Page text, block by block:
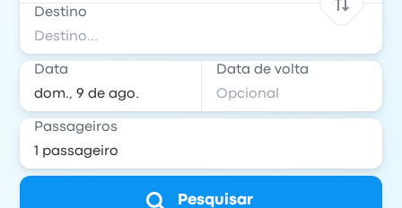
Destino
Data Data de volta
Passageiros
Pesquisar